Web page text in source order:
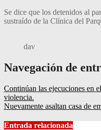
Se dice que los detenidos al
sustraído de la Clínica del
dav
Navegación de
Continúan las ejecuciones en
violencia.
Nuevamente asaltan casa de
Entrada relacionada